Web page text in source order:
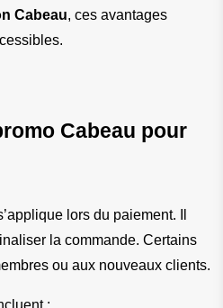
Cabeau, ces avantages
Cabeau pour
lors du paiement. Il
la commande. Certains
ou aux nouveaux clients.
: